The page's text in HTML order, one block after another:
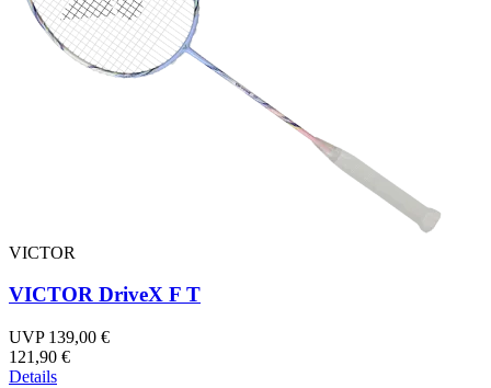
VICTOR
VICTOR DriveX F T
UVP 139,00 €
121,90 €
Details